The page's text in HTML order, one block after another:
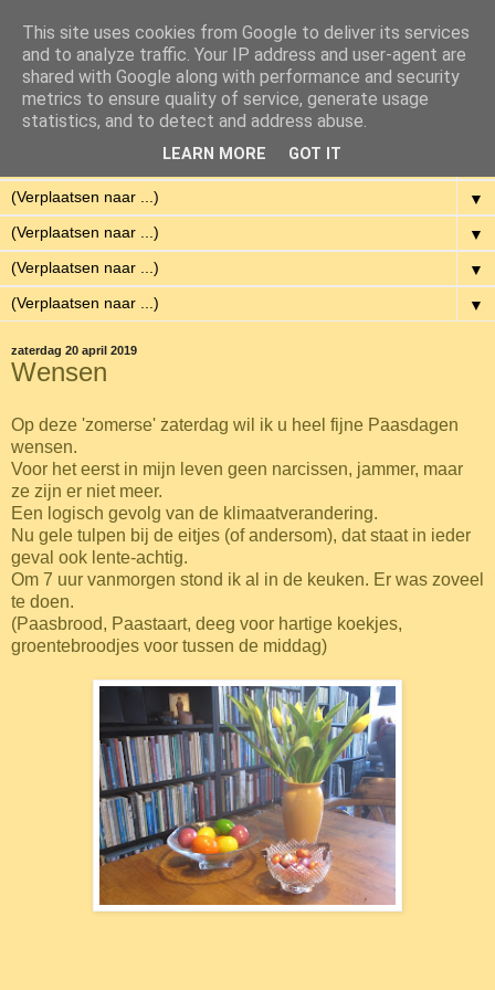
Eenvoudig Gelukkig
Met weinig middelen een hoge kwaliteit van leven hebben.
▼
▼
▼
▼
zaterdag 20 april 2019
Wensen
Op deze 'zomerse' zaterdag wil ik u heel fijne Paasdagen
wensen.
Voor het eerst in mijn leven geen narcissen, jammer, maar
ze zijn er niet meer.
Een logisch gevolg van de klimaatverandering.
Nu gele tulpen bij de eitjes (of andersom), dat staat in ieder
geval ook lente-achtig.
Om 7 uur vanmorgen stond ik al in de keuken. Er was zoveel
te doen.
(Paasbrood, Paastaart, deeg voor hartige koekjes,
groentebroodjes voor tussen de middag)
This site uses cookies from Google to deliver its services
and to analyze traffic. Your IP address and user-agent are
shared with Google along with performance and security
metrics to ensure quality of service, generate usage
statistics, and to detect and address abuse.
LEARN MORE GOT IT